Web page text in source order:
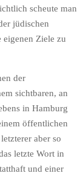
scheute man
jüdischen
Ziele zu
der
sichtbaren, an
in Hamburg
öffentlichen
aber so
letzte Wort in
und einer